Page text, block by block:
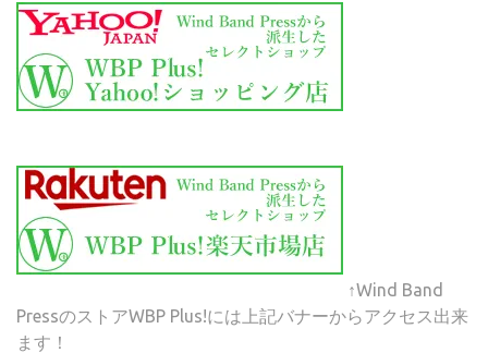
↑Wind Band
PressのストアWBP Plus!には上記バナーからアクセス出来
ます！